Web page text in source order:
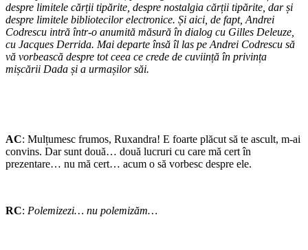
despre limitele cărții tipărite, despre nostalgia cărții tipărite, dar și
despre limitele bibliotecilor electronice. Și aici, de fapt, Andrei
Codrescu intră într-o anumită măsură în dialog cu Gilles Deleuze,
cu Jacques Derrida. Mai departe însă îl las pe Andrei Codrescu să
vă vorbească despre tot ceea ce crede de cuviință în privința
mișcării Dada și a urmașilor săi.
AC: Mulțumesc frumos, Ruxandra! E foarte plăcut să te ascult, m-ai
convins. Dar sunt două… două lucruri cu care mă cert în
prezentare… nu mă cert… acum o să vorbesc despre ele.
RC: Polemizezi… nu polemizăm…